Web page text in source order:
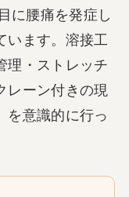
に腰痛を発症し
います。溶接工
理・ストレッチ
レーン付きの現
を意識的に行っ